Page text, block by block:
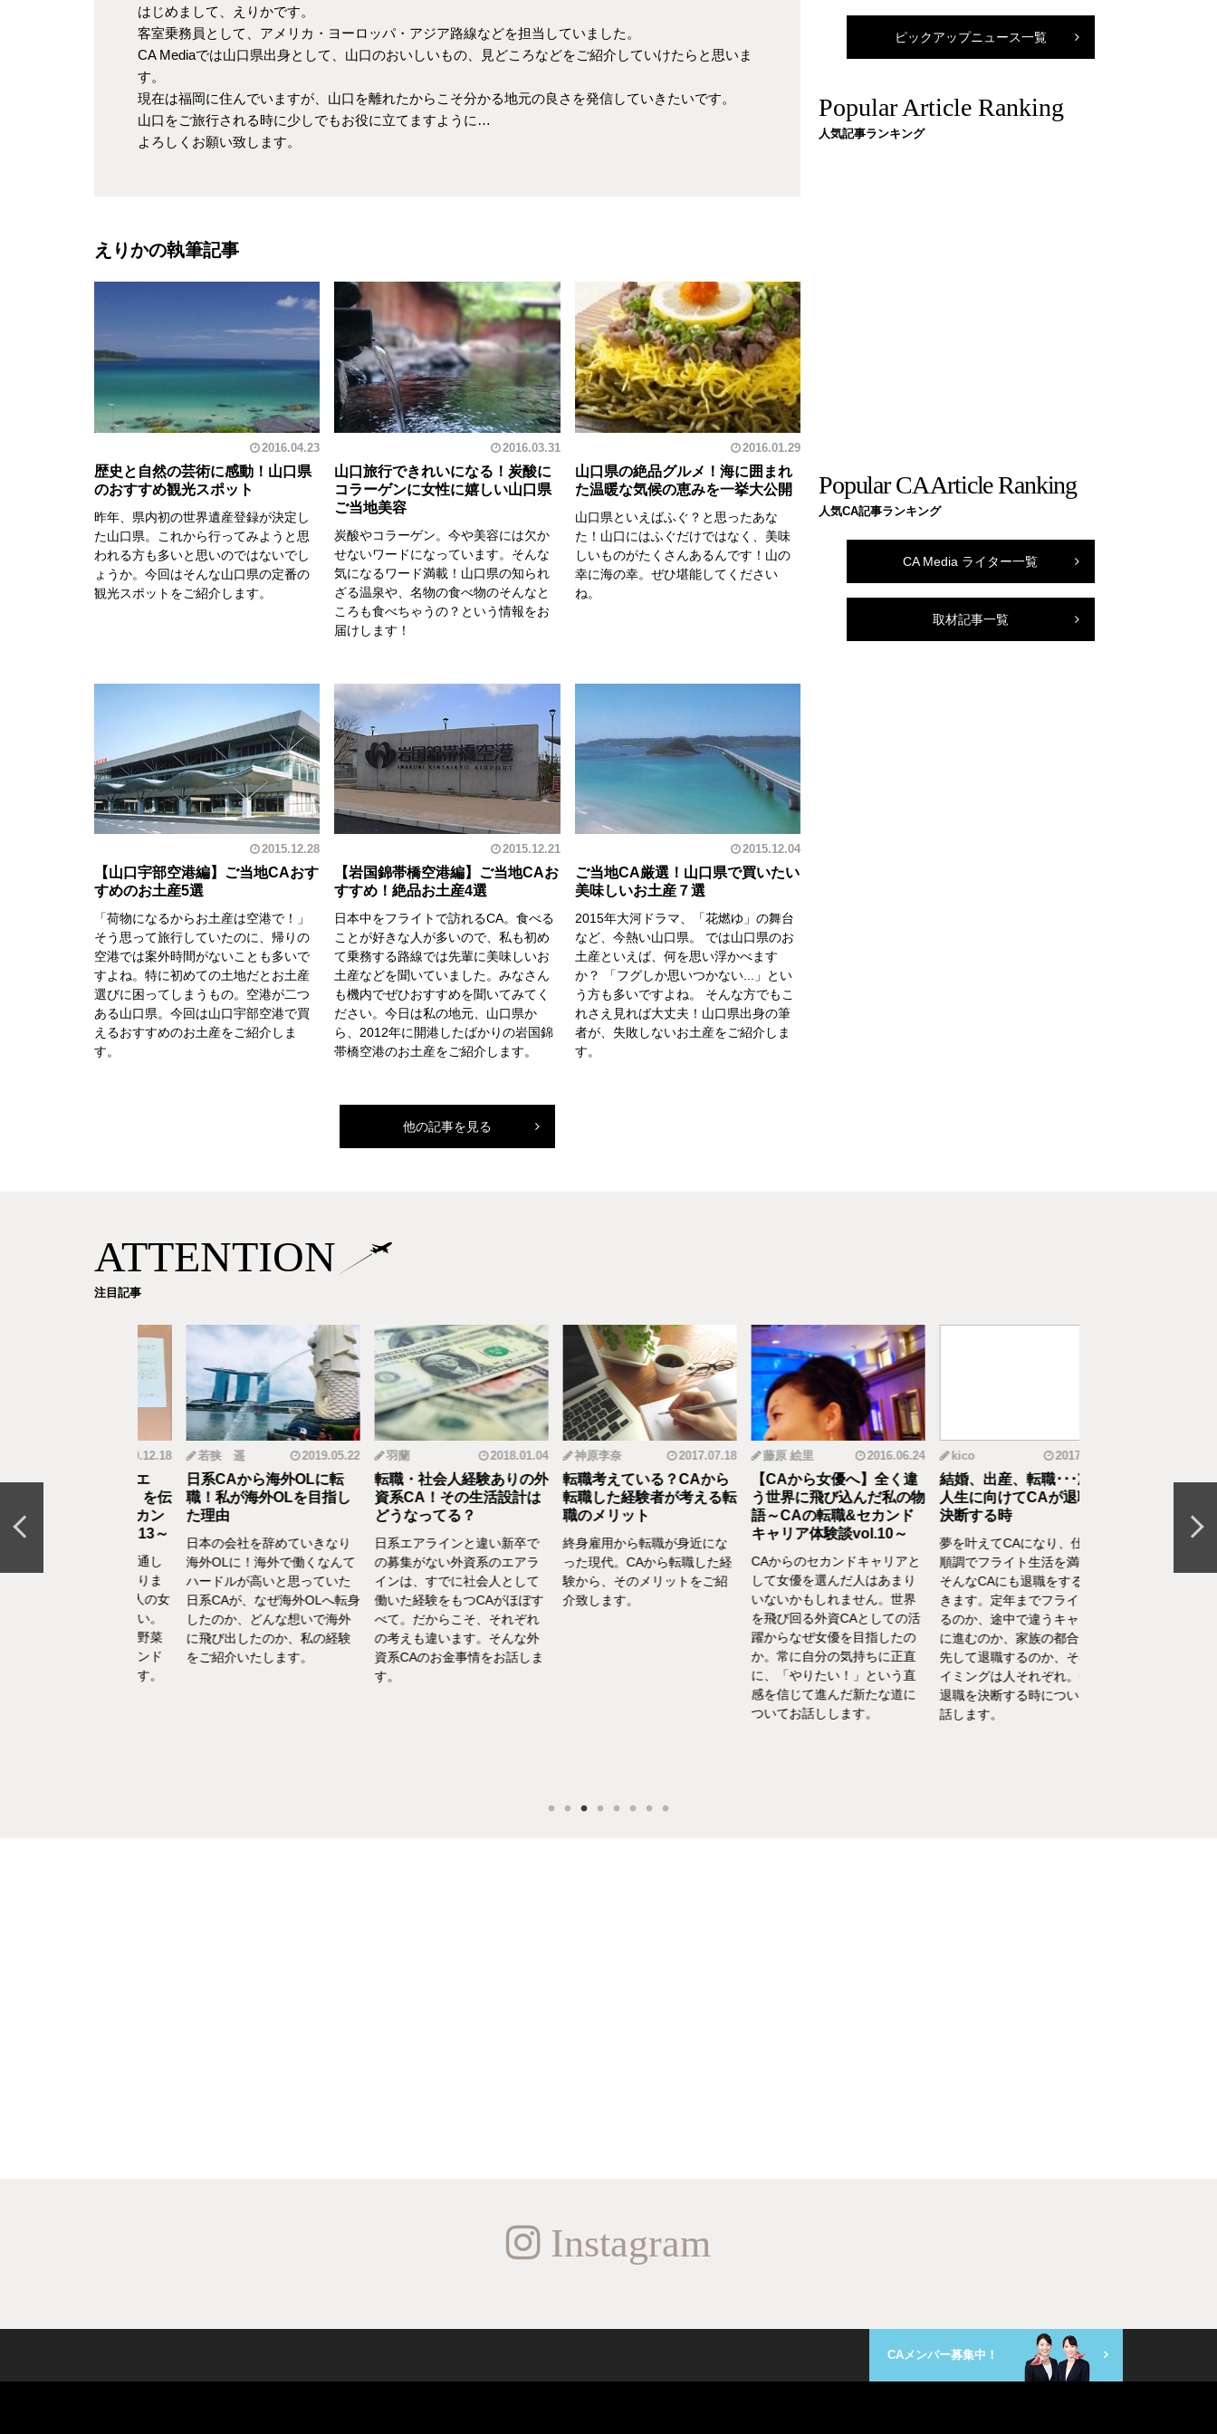
はじめまして、えりかです。
客室乗務員として、アメリカ・ヨーロッパ・アジア路線などを担当していました。
CA Mediaでは山口県出身として、山口のおいしいもの、見どころなどをご紹介していけたらと思いま
す。
現在は福岡に住んでいますが、山口を離れたからこそ分かる地元の良さを発信していきたいです。
山口をご旅行される時に少しでもお役に立てますように…
よろしくお願い致します。
えりかの執筆記事
2016.04.23
歴史と自然の芸術に感動！山口県
のおすすめ観光スポット
昨年、県内初の世界遺産登録が決定し
た山口県。これから行ってみようと思
われる方も多いと思いのではないでし
ょうか。今回はそんな山口県の定番の
観光スポットをご紹介します。
2016.03.31
山口旅行できれいになる！炭酸に
コラーゲンに女性に嬉しい山口県
ご当地美容
炭酸やコラーゲン。今や美容には欠か
せないワードになっています。そんな
気になるワード満載！山口県の知られ
ざる温泉や、名物の食べ物のそんなと
ころも食べちゃうの？という情報をお
届けします！
2016.01.29
山口県の絶品グルメ！海に囲まれ
た温暖な気候の恵みを一挙大公開
山口県といえばふぐ？と思ったあな
た！山口にはふぐだけではなく、美味
しいものがたくさんあるんです！山の
幸に海の幸。ぜひ堪能してください
ね。
2015.12.28
【山口宇部空港編】ご当地CAおす
すめのお土産5選
「荷物になるからお土産は空港で！」
そう思って旅行していたのに、帰りの
空港では案外時間がないことも多いで
すよね。特に初めての土地だとお土産
選びに困ってしまうもの。空港が二つ
ある山口県。今回は山口宇部空港で買
えるおすすめのお土産をご紹介しま
す。
2015.12.21
【岩国錦帯橋空港編】ご当地CAお
すすめ！絶品お土産4選
日本中をフライトで訪れるCA。食べる
ことが好きな人が多いので、私も初め
て乗務する路線では先輩に美味しいお
土産などを聞いていました。みなさん
も機内でぜひおすすめを聞いてみてく
ださい。今日は私の地元、山口県か
ら、2012年に開港したばかりの岩国錦
帯橋空港のお土産をご紹介します。
2015.12.04
ご当地CA厳選！山口県で買いたい
美味しいお土産７選
2015年大河ドラマ、「花燃ゆ」の舞台
など、今熱い山口県。 では山口県のお
土産といえば、何を思い浮かべます
か？ 「フグしか思いつかない...」とい
う方も多いですよね。 そんな方でもこ
れさえ見れば大丈夫！山口県出身の筆
者が、失敗しないお土産をご紹介しま
す。
他の記事を見る
ピックアップニュース一覧
Popular Article Ranking
人気記事ランキング
Popular CA Article Ranking
人気CA記事ランキング
CA Media ライター一覧
取材記事一覧
ATTENTION
注目記事
ら野菜ソムリエ
の転職＆セカン
ア体験談vol.13～
若狭 遥 2019.05.22
日系CAから海外OLに転
職！私が海外OLを目指し
た理由
日本の会社を辞めていきなり
海外OLに！海外で働くなんて
ハードルが高いと思っていた
日系CAが、なぜ海外OLへ転身
したのか、どんな想いで海外
に飛び出したのか、私の経験
をご紹介いたします。
羽蘭 2018.01.04
転職・社会人経験ありの外
資系CA！その生活設計は
どうなってる？
日系エアラインと違い新卒で
の募集がない外資系のエアラ
インは、すでに社会人として
働いた経験をもつCAがほぼす
べて。だからこそ、それぞれ
の考えも違います。そんな外
資系CAのお金事情をお話しま
神原李奈 2017.07.18
転職考えている？CAから
転職した経験者が考える転
職のメリット
終身雇用から転職が身近にな
った現代。CAから転職した経
験から、そのメリットをご紹
介致します。
藤原 絵里 2016.06.24
【CAから女優へ】全く違
う世界に飛び込んだ私の物
語～CAの転職&セカンド
キャリア体験談vol.10～
CAからのセカンドキャリアと
して女優を選んだ人はあまり
いないかもしれません。世界
を飛び回る外資CAとしての活
躍からなぜ女優を目指したの
か。常に自分の気持ちに正直
に、「やりたい！」という直
感を信じて進んだ新たな道に
ついてお話しします。
kico 2017.04.14
結婚、出産、転職･･･次の
人生に向けてCAが退職を
決断する時
夢を叶えてCAになり、仕事も
順調でフライト生活を満喫！
そんなCAにも退職をする時が
きます。定年までフライトす
るのか、途中で違うキャリア
に進むのか、家族の都合を優
先して退職するのか、そのタ
イミングは人それぞれ。CAが
退職を決断する時についてお
話します。
元CAの育児論！離
間を持ちたいをCA
Instagram
CAメンバー募集中！